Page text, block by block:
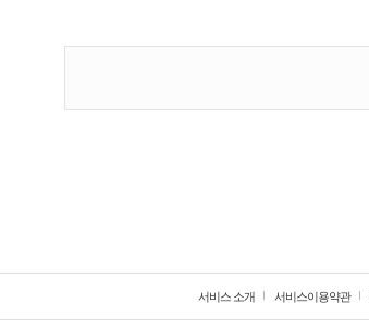
서비스 소개 서비스이용약관